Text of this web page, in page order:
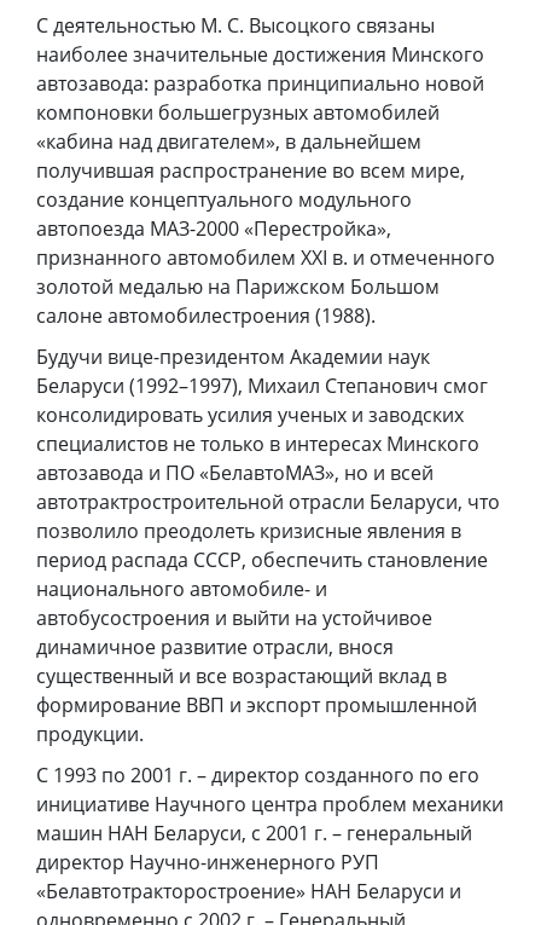
С деятельностью М. С. Высоцкого связаны
наиболее значительные достижения Минского
автозавода: разработка принципиально новой
компоновки большегрузных автомобилей
«кабина над двигателем», в дальнейшем
получившая распространение во всем мире,
создание концептуального модульного
автопоезда МАЗ-2000 «Перестройка»,
признанного автомобилем XXI в. и отмеченного
золотой медалью на Парижском Большом
салоне автомобилестроения (1988).
Будучи вице-президентом Академии наук
Беларуси (1992–1997), Михаил Степанович смог
консолидировать усилия ученых и заводских
специалистов не только в интересах Минского
автозавода и ПО «БелавтоМАЗ», но и всей
автотрактростроительной отрасли Беларуси, что
позволило преодолеть кризисные явления в
период распада СССР, обеспечить становление
национального автомобиле- и
автобусостроения и выйти на устойчивое
динамичное развитие отрасли, внося
существенный и все возрастающий вклад в
формирование ВВП и экспорт промышленной
продукции.
С 1993 по 2001 г. – директор созданного по его
инициативе Научного центра проблем механики
машин НАН Беларуси, с 2001 г. – генеральный
директор Научно-инженерного РУП
«Белавтотракторостроение» НАН Беларуси и